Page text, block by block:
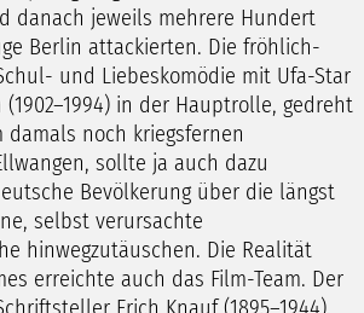
danach jeweils mehrere Hundert
Berlin attackierten. Die fröhlich-
und Liebeskomödie mit Ufa-Star
(1902–1994) in der Hauptrolle, gedreht
damals noch kriegsfernen
sollte ja auch dazu
Bevölkerung über die längst
selbst verursachte
hinwegzutäuschen. Die Realität
erreichte auch das Film-Team. Der